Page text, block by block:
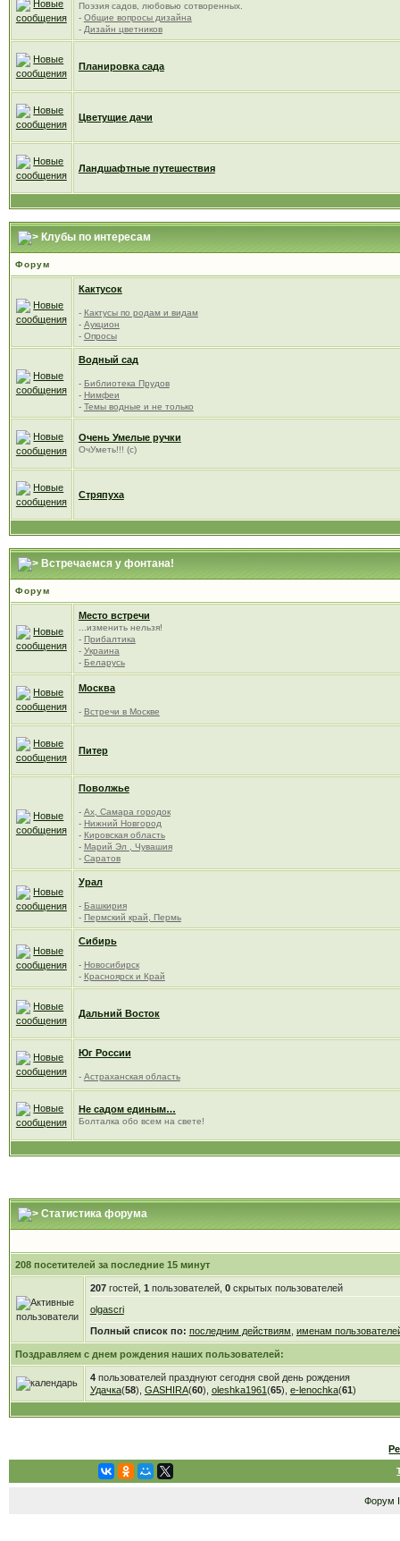
Поэзия садов, любовью сотворенных.
- Общие вопросы дизайна
- Дизайн цветников
Планировка сада
Цветущие дачи
Ландшафтные путешествия
Клубы по интересам
Форум
Кактусок
- Кактусы по родам и видам
- Аукцион
- Опросы
Водный сад
- Библиотека Прудов
- Нимфеи
- Темы водные и не только
Очень Умелые ручки
ОчУметь!!! (с)
Стряпуха
Встречаемся у фонтана!
Форум
Место встречи
...изменить нельзя!
- Прибалтика
- Украина
- Беларусь
Москва
- Встречи в Москве
Питер
Поволжье
- Ах, Самара городок
- Нижний Новгород
- Кировская область
- Марий Эл , Чувашия
- Саратов
Урал
- Башкирия
- Пермский край, Пермь
Сибирь
- Новосибирск
- Красноярск и Край
Дальний Восток
Юг России
- Астраханская область
Не садом единым…
Болталка обо всем на свете!
Статистика форума
208 посетителей за последние 15 минут
207гостей, 1 пользователей, 0скрытых пользователей
olgascri
Полный список по: последним действиям именам
Поздравляем с днем рождения наших пользователей:
4пользователей празднуют сегодня свой день рождения
Удачка(58), GASHIRA(60), oleshka1961(65), e-lenochka(61)
Форум